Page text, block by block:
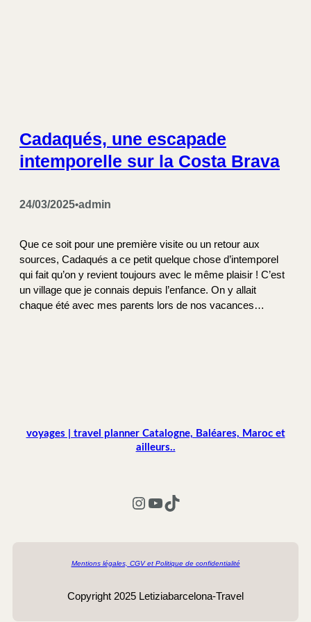
Cadaqués, une escapade
intemporelle sur la Costa Brava
24/03/2025•admin
Que ce soit pour une première visite ou un retour aux
sources, Cadaqués a ce petit quelque chose d’intemporel
qui fait qu’on y revient toujours avec le même plaisir ! C’est
un village que je connais depuis l’enfance. On y allait
chaque été avec mes parents lors de nos vacances…
voyages | travel planner Catalogne, Baléares, Maroc et
ailleurs..
Instagram YouTube TikTok
Mentions légales, CGV et Politique de confidentialité
Copyright 2025 Letiziabarcelona-Travel